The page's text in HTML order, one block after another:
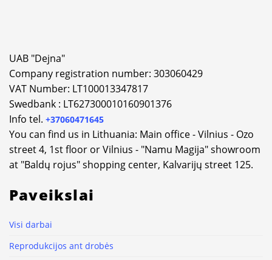
UAB "Dejna"
Company registration number: 303060429
VAT Number: LT100013347817
Swedbank : LT627300010160901376
Info tel. +37060471645
You can find us in Lithuania: Main office - Vilnius - Ozo
street 4, 1st floor or Vilnius - "Namu Magija" showroom
at "Baldų rojus" shopping center, Kalvarijų street 125.
Paveikslai
Visi darbai
Reprodukcijos ant drobės